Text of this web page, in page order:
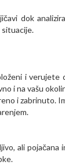
dok
situacije.
i verujete
i na vašu
i zabrinuto.
ali pojačana